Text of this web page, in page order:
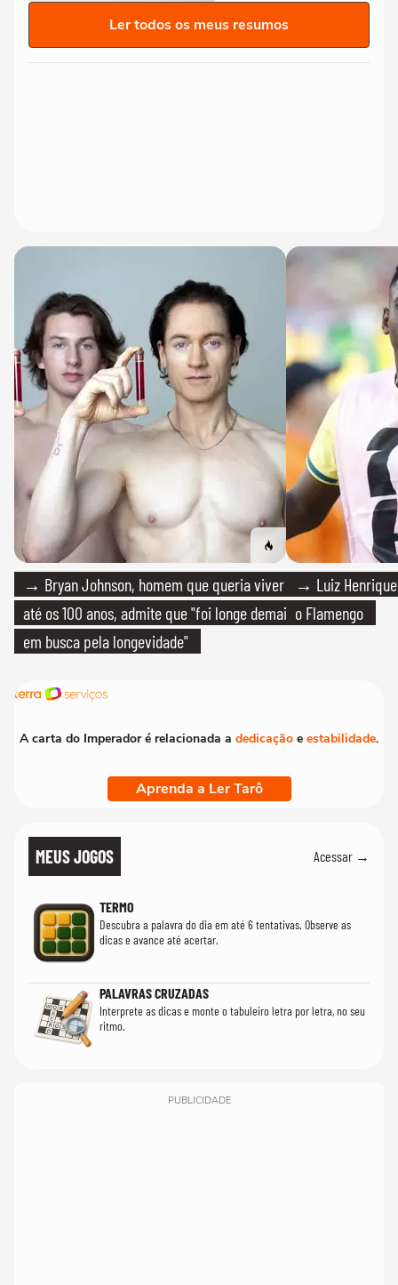
Ler todos os meus resumos
→ Bryan Johnson, homem que queria viver
até os 100 anos, admite que "foi longe demais
em busca pela longevidade"
→ Luiz
o Flamengo
A carta do Imperador é relacionada a dedicação e estabilidade.
Aprenda a Ler Tarô
MEUS JOGOS Acessar →
TERMO
Descubra a palavra do dia em até 6 tentativas. Observe as
dicas e avance até acertar.
PALAVRAS CRUZADAS
Interprete as dicas e monte o tabuleiro letra por letra, no seu
ritmo.
PUBLICIDADE